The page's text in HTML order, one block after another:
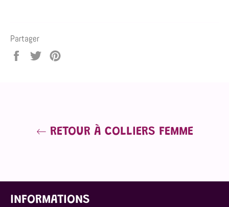
Partager
PartagerTweeter
RETOUR À COLLIERS FEMME
INFORMATIONS